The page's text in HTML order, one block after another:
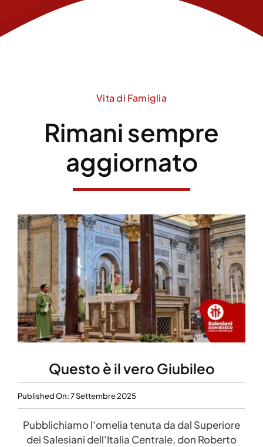
Vita di Famiglia
Rimani sempre
aggiornato
Questo è il vero Giubileo
Published On: 7 Settembre 2025
Pubblichiamo l'omelia tenuta da dal Superiore
dei Salesiani dell'Italia Centrale, don Roberto